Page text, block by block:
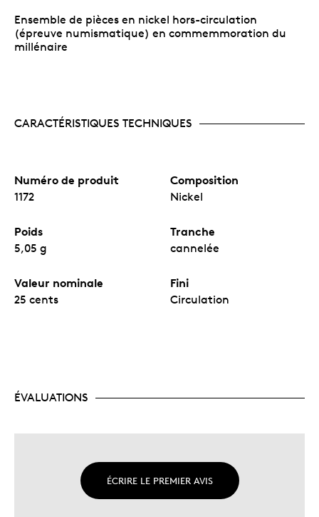
Ensemble de pièces en nickel hors-circulation
(épreuve numismatique) en commemmoration du
millénaire
CARACTÉRISTIQUES TECHNIQUES
Numéro de produit
1172
Composition
Nickel
Poids
5,05 g
Tranche
cannelée
Valeur nominale
25 cents
Fini
Circulation
ÉVALUATIONS
ÉCRIRE LE PREMIER AVIS